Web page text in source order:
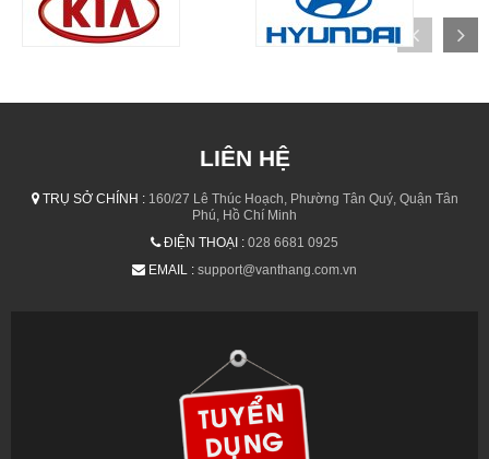
LIÊN HỆ
TRỤ SỞ CHÍNH :160/27 Lê Thúc Hoạch, Phường Tân Quý, Quận Tân
Phú, Hồ Chí Minh
ĐIỆN THOẠI : 028 6681 0925
EMAIL : support@vanthang.com.vn